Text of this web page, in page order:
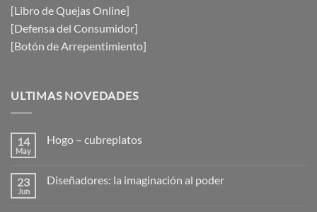
[Libro de Quejas Online]
[Defensa del Consumidor]
[Botón de Arrepentimiento]
ULTIMAS NOVEDADES
14
May
Hogo – cubreplatos
en
23
Jun
Diseñadores: la imaginación al poder